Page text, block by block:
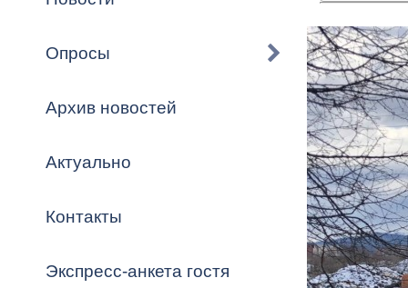
Города-
городского
Программа
Формы
ОРВ и
Оценка
местного
График
Опросы
Архив новостей
Актуально
Контакты
Экспресс-анкета гостя